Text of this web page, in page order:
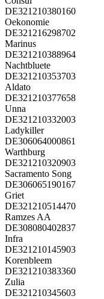
DE321210380160
Oekonomie
DE321216298702
Marinus
DE321210388964
Nachtbluete
DE321210353703
Aldato
DE321210377658
Unna
DE321210332003
Ladykiller
DE306064000861
Warthburg
DE321210320903
Sacramento Song
DE306065190167
Griet
DE321210514470
Ramzes AA
DE308080402837
Infra
DE321210145903
Korenbleem
DE321210383360
Zulia
DE321210345603